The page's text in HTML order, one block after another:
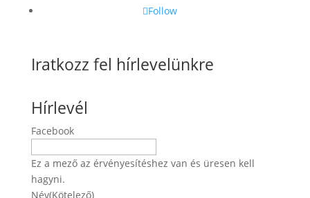
Follow
Iratkozz fel hírlevelünkre
Hírlevél
Facebook
Ez a mező az érvényesítéshez van és üresen kell
hagyni.
Név(Kötelező)